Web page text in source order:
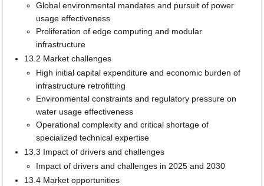
Global environmental mandates and pursuit of power
usage effectiveness
Proliferation of edge computing and modular
infrastructure
13.2 Market challenges
High initial capital expenditure and economic burden of
infrastructure retrofitting
Environmental constraints and regulatory pressure on
water usage effectiveness
Operational complexity and critical shortage of
specialized technical expertise
13.3 Impact of drivers and challenges
Impact of drivers and challenges in 2025 and 2030
13.4 Market opportunities